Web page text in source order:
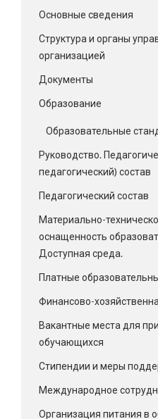
Основные сведения
Структура и органы
организацией
Документы
Образование
Образовательные
Руководство.
педагогический) состав
Педагогический состав
Материально-
оснащенность
Доступная среда.
Платные
Финансово-
Вакантные места для
обучающихся
Стипендии и меры
Международное
Организация питания в